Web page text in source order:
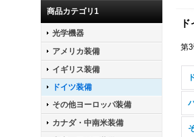
商品カテゴリ1
光学機器
アメリカ装備
イギリス装備
ドイツ装備
その他ヨーロッパ装備
カナダ・中南米装備
第